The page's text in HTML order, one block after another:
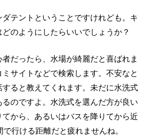
テントということですけれども。キ
のようにしたらいいでしょうか？
だったら、水場が綺麗だと喜ばれま
サイトなどで検索します。不安なと
すると教えてくれます。未だに水洗式
るのですよ。水洗式を選んだ方が良い
から、あるいはバスを降りてから近
行ける距離だと疲れませんね。